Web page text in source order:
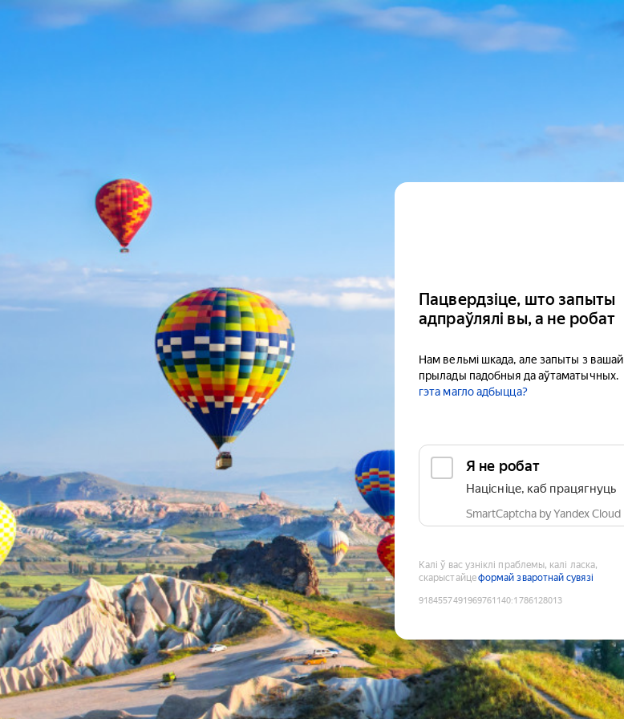
Пацвердзіце, што запыты
адпраўлялі вы, а не робат
Нам вельмі шкада, але запыты з вашай
прылады падобныя да аўтаматычных.
гэта магло адбыцца?
Я не робат
Націсніце, каб працягнуць
SmartCaptcha by Yandex Cloud
Калі ў вас узніклі праблемы, калі ласка,
скарыстайцеформай зваротнай сувязі
9184557491969761140:1786128013